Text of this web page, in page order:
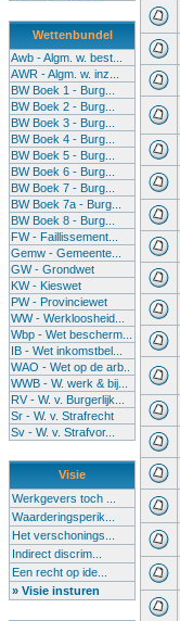
Wettenbundel
Awb - Algm. w. best...
AWR - Algm. w. inz...
BW Boek 1 - Burg...
BW Boek 2 - Burg...
BW Boek 3 - Burg...
BW Boek 4 - Burg...
BW Boek 5 - Burg...
BW Boek 6 - Burg...
BW Boek 7 - Burg...
BW Boek 7a - Burg...
BW Boek 8 - Burg...
FW - Faillissement...
Gemw - Gemeente...
GW - Grondwet
KW - Kieswet
PW - Provinciewet
WW - Werkloosheid...
Wbp - Wet bescherm...
IB - Wet inkomstbel...
WAO - Wet op de arb..
WWB - W. werk & bij...
RV - W. v. Burgerlijk...
Sr - W. v. Strafrecht
Sv - W. v. Strafvor...
Visie
Werkgevers toch ...
Waarderingsperik...
Het verschonings...
Indirect discrim...
Een recht op ide...
» Visie insturen